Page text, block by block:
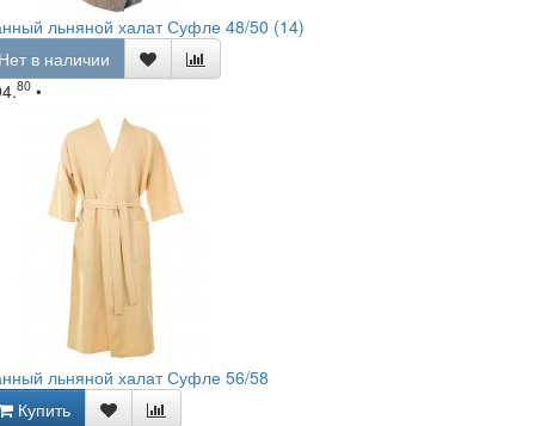
льняной халат Суфле 48/50 (14)
в наличии
80 •
льняной халат Суфле 56/58
Купить